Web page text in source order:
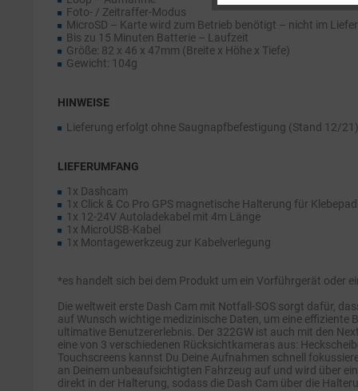
Foto- / Zeitraffer-Modus
MicroSD – Karte wird zum Betrieb benötigt – nicht im
Bis zu 15 Minuten Batterie – Laufzeit
Größe: 82 x 46 x 47mm (Breite x Höhe x Tiefe)
Gewicht: 104g
HINWEISE
Lieferung erfolgt ohne Saugnapfbefestigung (Stand 12/21)
LIEFERUMFANG
1x Dashcam
1x Click & Co Pro GPS magnetische Halterung für
1x 12-24V Autoladekabel mit 4m Länge
1x MicroUSB-Kabel
1x Montagewerkzeug zur Kabelverlegung
*es handelt sich bei dem Produkt um ein Vorführgerät oder
Die weltweit erste Dash Cam mit Notfall-SOS sorgt dafür,
auf Wunsch wichtige medizinische Daten, um eine effiziente
ultimative Benutzererlebnis. Der 322GW ist auch mit den
eine von 3 verschiedenen Rücksichtkameras aus:
Touchscreens kannst Du Deine Aufnahmen schnell
an Deinem unbeaufsichtigten Fahrzeug auf und wird über
direkt in der Halterung, sodass die Dash Cam über die
Service